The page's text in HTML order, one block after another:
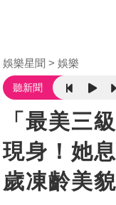
娛樂星聞 娛樂
聽新聞
「最美三
現身！她
歲凍齡美